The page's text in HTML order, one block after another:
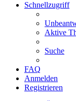
Schnellzugriff
Aktive
Suche
FAQ
Anmelden
Registrieren